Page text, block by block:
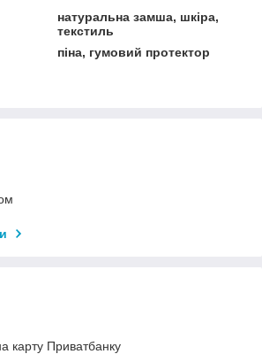
натуральна замша, шкіра,
текстиль
піна, гумовий протектор
карту Приватбанку